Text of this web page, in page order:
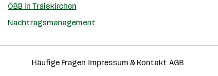
ÖBB in Traiskirchen
Nachtragsmanagement
Häufige Fragen Impressum & Kontakt AGB